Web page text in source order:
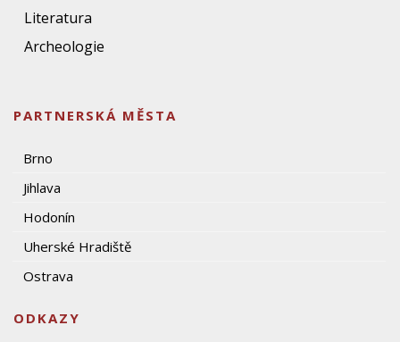
Literatura
Archeologie
PARTNERSKÁ MĚSTA
Brno
Jihlava
Hodonín
Uherské Hradiště
Ostrava
ODKAZY